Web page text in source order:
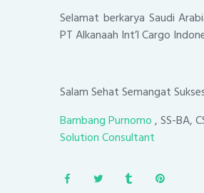
Selamat berkarya Saudi
PT Alkanaah Int’l Cargo
Salam Sehat Semangat
Bambang Purnomo, SS-BA,
Solution Consultant